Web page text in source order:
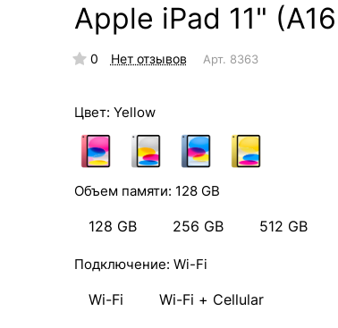
Apple iPad 11"
0 Нет отзывов Арт. 8363
Цвет: Yellow
Объем памяти: 128 GB
128 GB 256 GB 512 GB
Подключение: Wi-Fi
Wi-Fi Wi-Fi + Cellular